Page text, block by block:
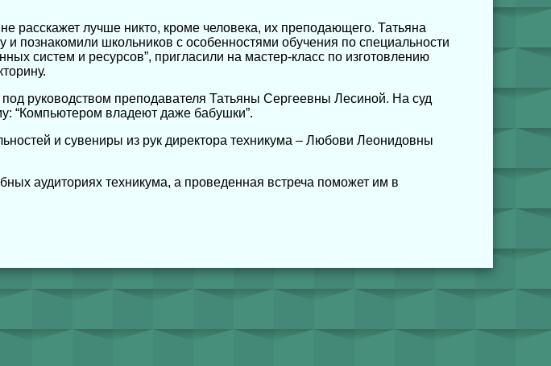
лучше никто, кроме человека, их преподающего. Татьяна
познакомили школьников с особенностями обучения по специальности
систем и ресурсов”, пригласили на мастер-класс по изготовлению
руководством преподавателя Татьяны Сергеевны Лесиной. На суд
“Компьютером владеют даже бабушки”.
и сувениры из рук директора техникума – Любови Леонидовны
аудиториях техникума, а проведенная встреча поможет им в